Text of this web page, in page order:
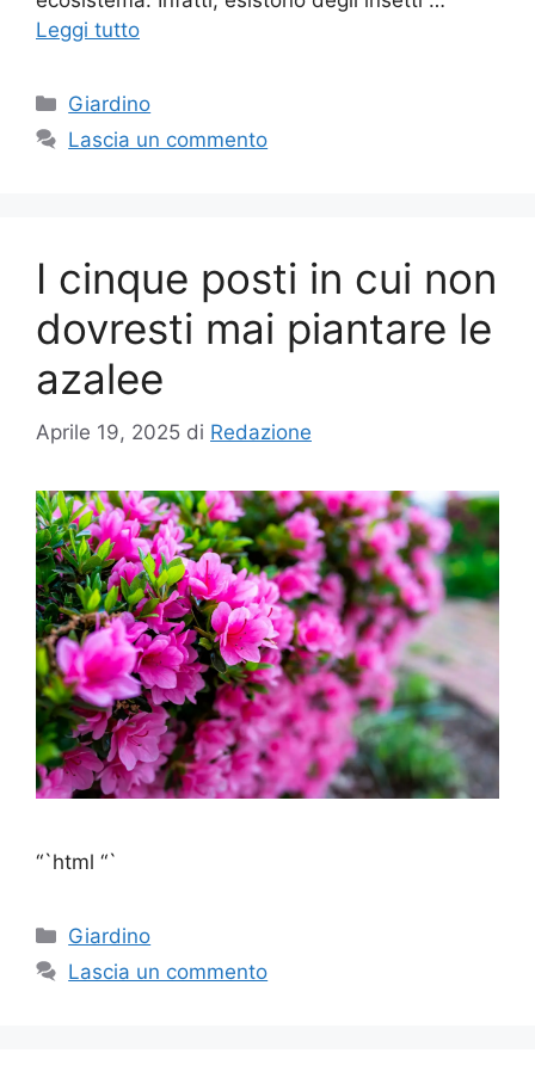
Leggi tutto
Categorie
Giardino
Lascia un commento
I cinque posti in cui non
dovresti mai piantare le
azalee
Aprile 19, 2025 di Redazione
“`html “`
Categorie
Giardino
Lascia un commento